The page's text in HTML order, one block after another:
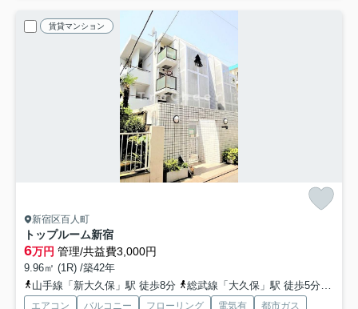
賃貸マンション
新宿区百人町
トップルーム新宿
6万円 管理/共益費3,000円
9.96㎡ (1R) /築42年
山手線「新大久保」駅 徒歩8分
総武線「大久保」駅 徒歩5分
エアコン バルコニー フローリング 電気有
都市ガス